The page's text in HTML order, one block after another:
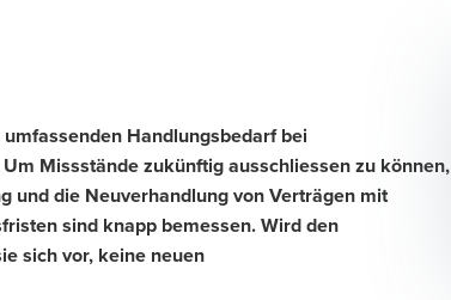
Handlungsbedarf bei
Missstände zukünftig ausschliessen zu können,
und die Neuverhandlung von Verträgen mit
sind knapp bemessen. Wird den
sich vor, keine neuen